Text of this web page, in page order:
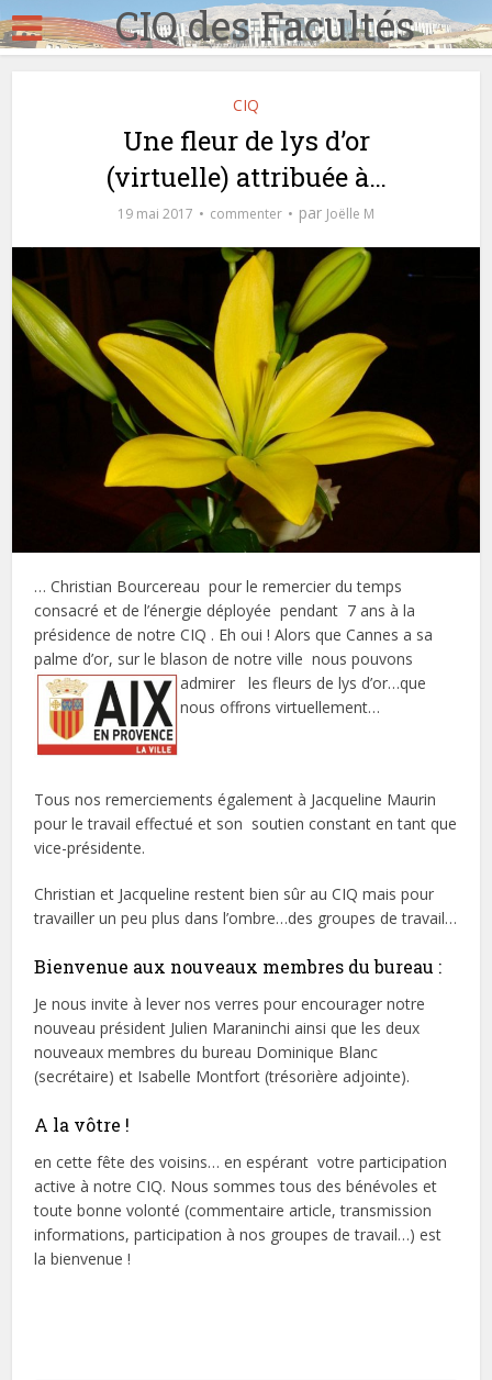
CIQ des Facultés
CIQ
Une fleur de lys d’or
(virtuelle) attribuée à…
19 mai 2017 commenter par Joëlle M
… Christian Bourcereau pour le remercier du temps
consacré et de l’énergie déployée pendant 7 ans à la
présidence de notre CIQ . Eh oui ! Alors que Cannes a sa
palme d’or, sur le blason de notre ville nous pouvons
admirer les fleurs de lys d’or…que
nous offrons virtuellement…
Tous nos remerciements également à Jacqueline Maurin
pour le travail effectué et son soutien constant en tant que
vice-présidente.
Christian et Jacqueline restent bien sûr au CIQ mais pour
travailler un peu plus dans l’ombre…des groupes de travail…
Bienvenue aux nouveaux membres du bureau :
Je nous invite à lever nos verres pour encourager notre
nouveau président Julien Maraninchi ainsi que les deux
nouveaux membres du bureau Dominique Blanc
(secrétaire) et Isabelle Montfort (trésorière adjointe).
A la vôtre !
en cette fête des voisins… en espérant votre participation
active à notre CIQ. Nous sommes tous des bénévoles et
toute bonne volonté (commentaire article, transmission
informations, participation à nos groupes de travail…) est
la bienvenue !